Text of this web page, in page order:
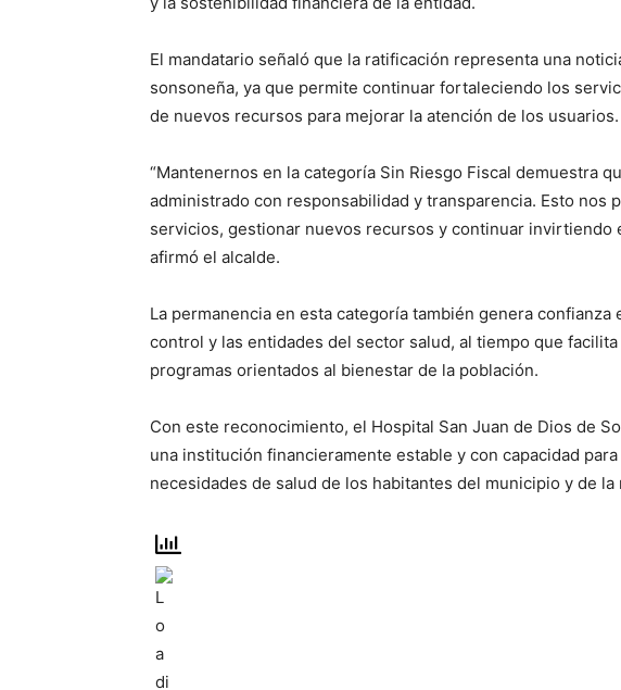
El mandatario señaló que la ratificación representa una
sonsoneña, ya que permite continuar fortaleciendo los
de nuevos recursos para mejorar la atención de los usuarios.
“Mantenernos en la categoría Sin Riesgo Fiscal demuestra
administrado con responsabilidad y transparencia. Esto nos
servicios, gestionar nuevos recursos y continuar invirtiendo
afirmó el alcalde.
La permanencia en esta categoría también genera
control y las entidades del sector salud, al tiempo que
programas orientados al bienestar de la población.
Con este reconocimiento, el Hospital San Juan de Dios de
una institución financieramente estable y con capacidad
necesidades de salud de los habitantes del municipio y de la